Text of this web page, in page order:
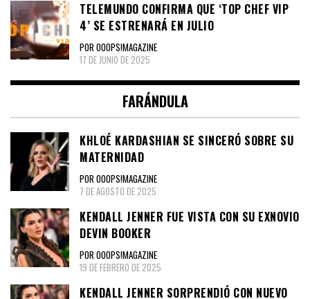
TELEMUNDO CONFIRMA QUE ‘TOP CHEF VIP
4’ SE ESTRENARÁ EN JULIO
POR OOOPS!MAGAZINE
17 DE JUNIO DE 2025
FARÁNDULA
KHLOÉ KARDASHIAN SE SINCERÓ SOBRE SU
MATERNIDAD
POR OOOPS!MAGAZINE
7 DE AGOSTO DE 2025
KENDALL JENNER FUE VISTA CON SU EXNOVIO
DEVIN BOOKER
POR OOOPS!MAGAZINE
19 DE FEBRERO DE 2025
KENDALL JENNER SORPRENDIÓ CON NUEVO